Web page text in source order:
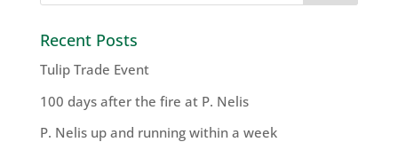
Recent Posts
Tulip Trade Event
100 days after the fire at P. Nelis
P. Nelis up and running within a week